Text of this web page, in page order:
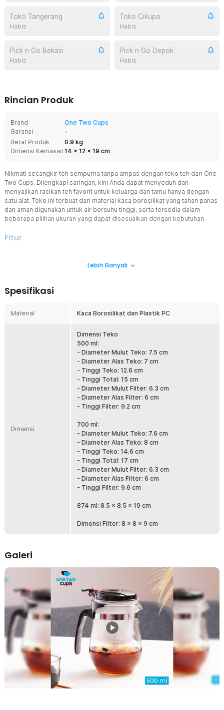
Toko Tangerang
Habis
Toko Cikupa
Habis
Pick n Go Bekasi
Habis
Pick n Go Depok
Habis
Rincian Produk
Brand
One Two Cups
Garansi
-
Berat Produk
0.9 kg
Dimensi Kemasan 14 x 12 x 19 cm
Nikmati secangkir teh sempurna tanpa ampas dengan teko teh dari One
Two Cups. Dilengkapi saringan, kini Anda dapat menyeduh dan
menyajikan racikan teh favorit untuk keluarga dan tamu hanya dengan
satu alat. Teko ini terbuat dari material kaca borosilikat yang tahan panas
dan aman digunakan untuk air bersuhu tinggi, serta tersedia dalam
beberapa pilihan ukuran yang dapat disesuaikan dengan kebutuhan.
Fitur
Teko teh dilengkapi saringan di bagian tengah yang berfungsi
hangat tanpa ampas yang mengganggu.
Terbuat dari kaca borosilikat berkualitas tinggi yang tahan terhadap
minuman, memungkinkan Anda menuangkan air panas langsung ke
dalam teko tanpa khawatir retak atau pecah akibat perubahan suhu.
Lebih Banyak Varian untuk Berkreasi
Tak perlu lagi khawatir memilih ukuran yang kurang sesuai. Teko teh
ini tersedia dalam beberapa pilihan kapasitas, yaitu 500 ml, 700 ml,
dan 874 ml, sehingga dapat disesuaikan dengan kebutuhan
penggunaan, mulai dari penggunaan pribadi hingga menyajikan teh
untuk keluarga dan tamu.
Desain kaca transparan memberikan tampilan yang bersih dan
elegan, sekaligus memudahkan Anda memantau proses ekstraksi
teh. Cocok digunakan sebagai teko sajian di rumah maupun untuk
Kelengkapan Produk
Rincian yang Anda dapatkan untuk pembelian produk ini:
Panas Teapot - TP-758
Lebih Banyak
Spesifikasi
Material Kaca Borosilikat dan Plastik PC
Dimensi
Dimensi Teko
500 ml:
- Diameter Mulut Teko: 7.5 cm
- Diameter Alas Teko: 7 cm
- Tinggi Teko: 12.6 cm
- Tinggi Total: 15 cm
- Diameter Mulut Filter: 6.3 cm
- Diameter Alas Filter: 6 cm
- Tinggi Filter: 9.2 cm
700 ml:
- Diameter Mulut Teko: 7.6 cm
- Diameter Alas Teko: 8 cm
- Tinggi Teko: 14.6 cm
- Tinggi Total: 17 cm
- Diameter Mulut Filter: 6.3 cm
- Diameter Alas Filter: 6 cm
- Tinggi Filter: 9.6 cm
874 ml: 8.5 x 8.5 x 19 cm
Dimensi Filter: 8 x 8 x 9 cm
Galeri